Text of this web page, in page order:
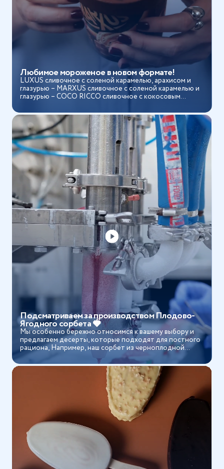
Любимое мороженое в новом формате!
LUXUS сливочное с соленой карамелью, арахисом и
глазурью – MARXUS сливочное с соленой карамелью и
глазурью – COCO RICCO сливочное с кокосовым
Подсматриваем за производством Плодово-
Ягодного сорбета 🍓
Мы особенно бережно относимся к вашему выбору и
предлагаем десерты, которые подходят для постного
рациона, Например, наш сорбет из черноплодной
рябины...